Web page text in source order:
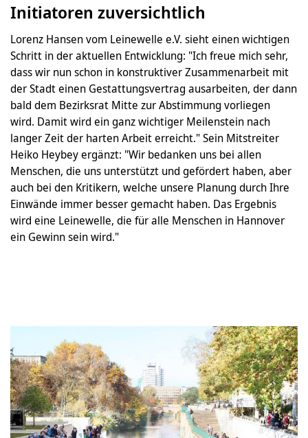
Initiatoren zuversichtlich
Lorenz Hansen vom Leinewelle e.V. sieht einen wichtigen
Schritt in der aktuellen Entwicklung: "Ich freue mich sehr,
dass wir nun schon in konstruktiver Zusammenarbeit mit
der Stadt einen Gestattungsvertrag ausarbeiten, der dann
bald dem Bezirksrat Mitte zur Abstimmung vorliegen
wird. Damit wird ein ganz wichtiger Meilenstein nach
langer Zeit der harten Arbeit erreicht." Sein Mitstreiter
Heiko Heybey ergänzt: "Wir bedanken uns bei allen
Menschen, die uns unterstützt und gefördert haben, aber
auch bei den Kritikern, welche unsere Planung durch Ihre
Einwände immer besser gemacht haben. Das Ergebnis
wird eine Leinewelle, die für alle Menschen in Hannover
ein Gewinn sein wird."